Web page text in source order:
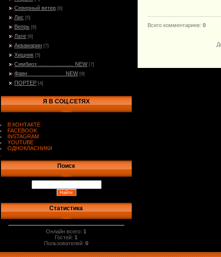
Северный ветер [6]
Лис [5]
Вепрь [6]
Лате [6]
Аквамарин [7]
Хищник [5]
Симбиоз ........................ NEW [7]
Фавн_____________NEW [9]
ПОРТЕР [4]
Я В СОЦ.СЕТЯХ
В КОНТАКТЕ
FACEBOOK
INSTAGRAM
YOUTUBE
ОДНОКЛАСНИКИ
Поиск
Статистика
Онлайн всего:1
Гостей:1
Пользователей:0
Всего комментариев: 0